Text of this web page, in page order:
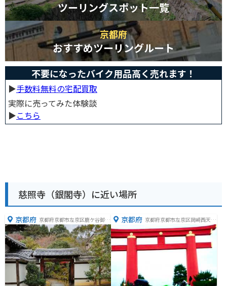
ツーリングスポット一覧
京都府
おすすめツーリングルート
不要になったバイク用品高く売れます！
▶︎手数料無料の宅配買取
実際に売ってみた体験談
▶︎こちら
慈照寺（銀閣寺）に近い場所
京都府 京都府京都市左京区鹿ケ谷御所
ノ段町１２
京都府 京都府京都市左京区岡崎西天王
町９７